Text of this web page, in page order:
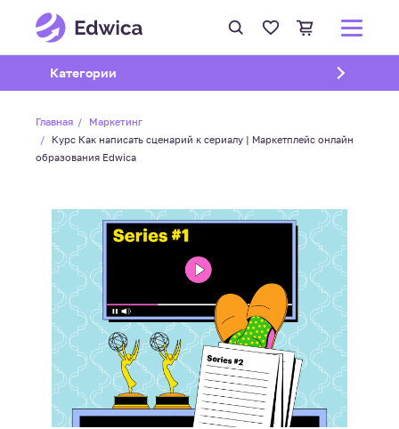
Открыть подменю
Категории
Главная
Маркетинг
Курс Как написать сценарий к сериалу | Маркетплейс онлайн
образования Edwica